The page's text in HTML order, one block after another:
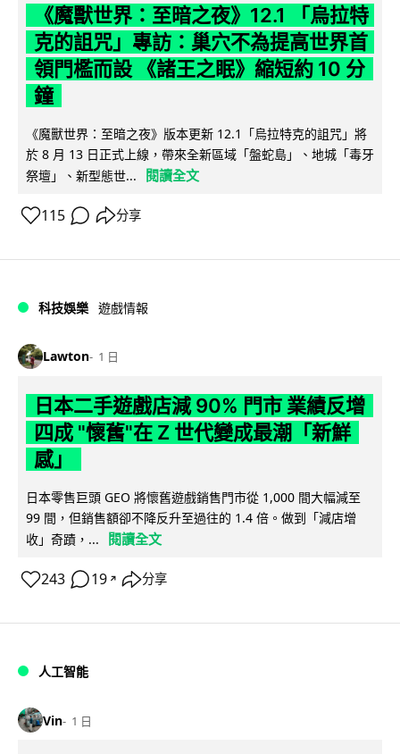
《魔獸世界：至暗之夜》12.1 「烏拉特
克的詛咒」專訪：巢穴不為提高世界首
領門檻而設 《諸王之眠》縮短約 10 分
鐘
《魔獸世界：至暗之夜》版本更新 12.1「烏拉特克的詛咒」將
於 8 月 13 日正式上線，帶來全新區域「盤蛇島」、地城「毒牙
祭壇」、新型態世...
閱讀全文
115 分享
科技娛樂 遊戲情報
Lawton 1 日
日本二手遊戲店減 90% 門市 業績反增
四成 "懷舊"在 Z 世代變成最潮「新鮮
感」
日本零售巨頭 GEO 將懷舊遊戲銷售門市從 1,000 間大幅減至
99 間，但銷售額卻不降反升至過往的 1.4 倍。做到「減店增
收」奇蹟，...
閱讀全文
243 19 ↗ 分享
人工智能
Vin 1 日